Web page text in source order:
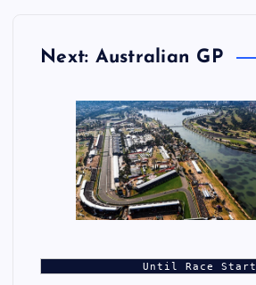
Next: Australian GP
Until Race Start